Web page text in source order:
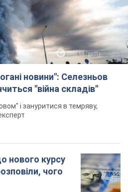
новини": Селезньов
"війна складів"
і зануритися в темряву,
нового курсу
чого